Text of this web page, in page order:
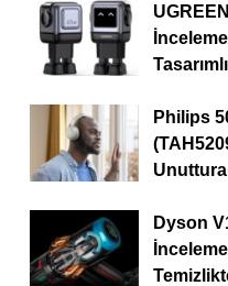
Philips
Dyson